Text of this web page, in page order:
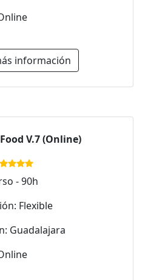
información
V.7 (Online)
- 90h
Flexible
Guadalajara